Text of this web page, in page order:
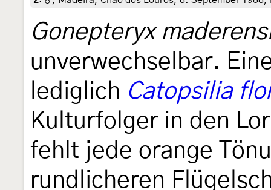
Gonepteryx
unverwechselbar.
lediglich Catopsilia
Kulturfolger in den
fehlt jede orange
rundlicheren